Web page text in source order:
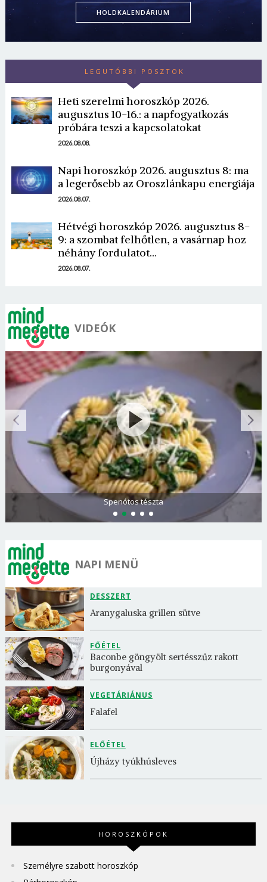
HOLDKALENDÁRIUM
LEGUTÓBBI POSZTOK
Heti szerelmi horoszkóp 2026.
augusztus 10-16.: a napfogyatkozás
próbára teszi a kapcsolatokat
2026.08.08.
Napi horoszkóp 2026. augusztus 8: ma
a legerősebb az Oroszlánkapu energiája
2026.08.07.
Hétvégi horoszkóp 2026. augusztus 8-
9: a szombat felhőtlen, a vasárnap hoz
néhány fordulatot…
2026.08.07.
VIDEÓK
Spenótos tészta
NAPI MENÜ
DESSZERT
Aranygaluska grillen sütve
FŐÉTEL
Baconbe göngyölt sertésszűz rakott
burgonyával
VEGETÁRIÁNUS
Falafel
ELŐÉTEL
Újházy tyúkhúsleves
HOROSZKÓPOK
Személyre szabott horoszkóp
Borsonline bejelentkezés
E-mail cím vagy felhasználónév
Jelszó